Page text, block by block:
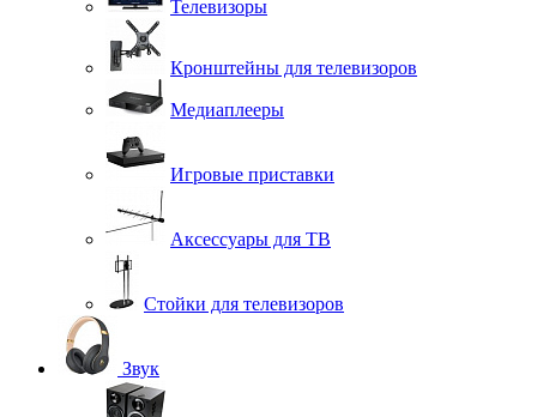
Телевизоры
Кронштейны для телевизоров
Медиаплееры
Игровые приставки
Аксессуары для ТВ
Стойки для телевизоров
Звук